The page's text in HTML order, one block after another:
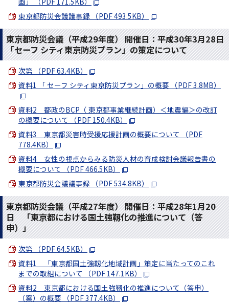
東京都防災会議議事録 （PDF 493.5KB）
東京都防災会議（平成29年度） 開催日：平成30年3月28日
「セーフ シティ東京防災プラン」の策定について
次第 （PDF 63.4KB）
資料1 「 セーフ シティ東京防災プラン」の概要 （PDF 3.8MB）
資料2 都政のBCP（ 東京都事業継続計画）＜地震編＞の改訂
の概要について （PDF 150.4KB）
資料3 東京都災害時受援応援計画の概要について （PDF
778.4KB）
資料4 女性の視点からみる防災人材の育成検討会議報告書の
概要について （PDF 466.5KB）
東京都防災会議議事録 （PDF 534.8KB）
東京都防災会議（平成27年度） 開催日：平成28年1月20
日 「東京都における国土強靱化の推進について（答
申）」
次第 （PDF 64.5KB）
資料1 「東京都国土強靱化地域計画」策定に当たってのこれ
までの取組について （PDF 147.1KB）
資料2 東京都における国土強靱化の推進について（答申）
（案）の概要 （PDF 377.4KB）